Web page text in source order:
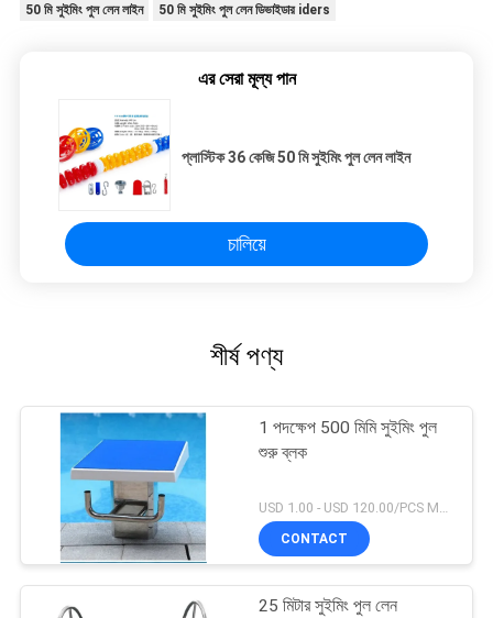
50 মি সুইমিং পুল লেন লাইন 50 মি সুইমিং পুল লেন ডিভাইডার iders
এর সেরা মূল্য পান
প্লাস্টিক 36 কেজি 50 মি সুইমিং পুল লেন লাইন
চালিয়ে
শীর্ষ পণ্য
1 পদক্ষেপ 500 মিমি সুইমিং পুল
শুরু ব্লক
USD 1.00 - USD 120.00/PCS MOQ:1 সেট
CONTACT
25 মিটার সুইমিং পুল লেন